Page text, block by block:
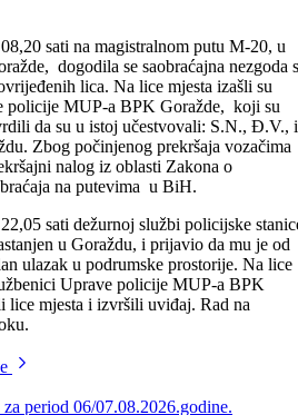
sati na magistralnom putu M-20, u
dogodila se saobraćajna nezgoda
lica. Na lice mjesta izašli su
MUP-a BPK Goražde, koji su
da su u istoj učestvovali: S.N., Đ.V., i
nalog iz oblasti Zakona o
na putevima u BiH.
sati dežurnoj službi policijske
u Goraždu, i prijavio da mu je od
ulazak u podrumske prostorije. Na lice
mjesta i izvršili uviđaj. Rad na